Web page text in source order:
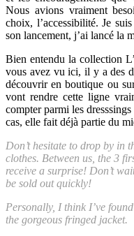
Nous avions vraiment
choix, l’accessibilité. Je
son lancement, j’ai lancé la
Bien entendu la collection
vous avez vu ici, il y a des
découvrir en boutique ou
vont rendre cette ligne
compter parmi les
cas, elle fait déjà partie du
Don’t hesitate to drop by in
clothes. Between us, the 3
receive a surprise! Don’t
be sold out quickly!
Personally, I think I’ve
the gorgeous fringed jacket.